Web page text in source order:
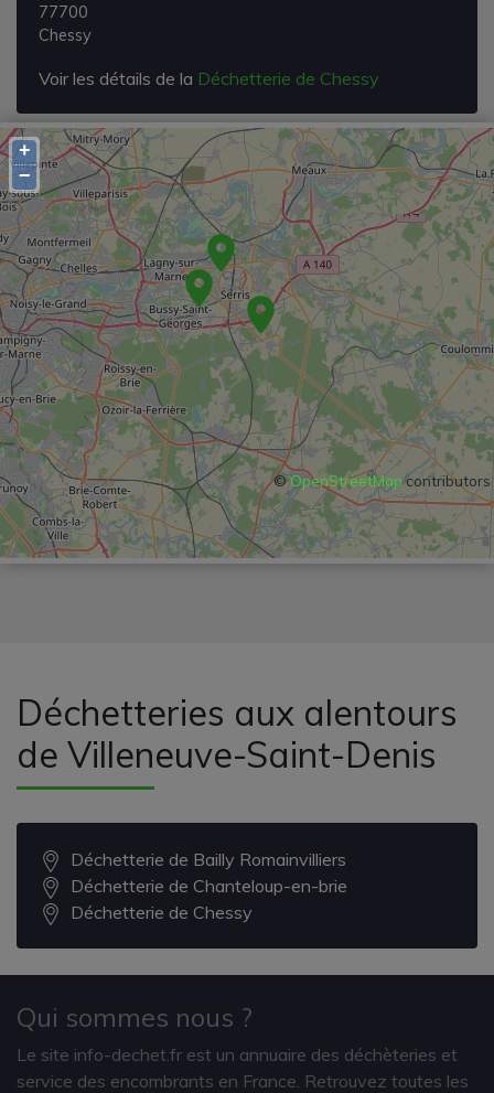
77700
Chessy
Voir les détails de la Déchetterie de Chessy
+
−
©OpenStreetMapcontributors
Déchetteries aux alentours
de Villeneuve-Saint-Denis
Déchetterie de Bailly Romainvilliers
Déchetterie de Chanteloup-en-brie
Déchetterie de Chessy
Qui sommes nous ?
Le site info-dechet.fr est un annuaire des déchèteries et
service des encombrants en France. Retrouvez toutes les